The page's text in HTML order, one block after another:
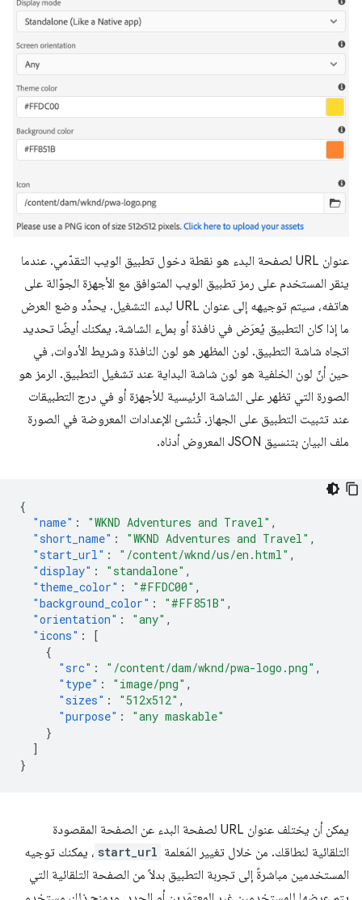
عنوان URL لصفحة البدء هو نقطة دخول تطبيق الويب التقدّمي. عندما
ينقر المستخدم على رمز تطبيق الويب المتوافق مع الأجهزة الجوّالة على
هاتفه، سيتم توجيهه إلى عنوان URL لبدء التشغيل. يحدِّد وضع العرض
ما إذا كان التطبيق يُعرَض في نافذة أو بملء الشاشة. يمكنك أيضًا تحديد
اتجاه شاشة التطبيق. لون المظهر هو لون النافذة وشريط الأدوات، في
حين أنّ لون الخلفية هو لون شاشة البداية عند تشغيل التطبيق. الرمز هو
الصورة التي تظهر على الشاشة الرئيسية للأجهزة أو في درج التطبيقات
عند تثبيت التطبيق على الجهاز. تُنشئ الإعدادات المعروضة في الصورة
ملف البيان بتنسيق JSON المعروض أدناه.
{
"name" : "WKND Adventures and Travel" ,
"short_name" : "WKND Adventures and Travel" ,
"start_url" : "/content/wknd/us/en.html" ,
"display" : "standalone" ,
"theme_color" : "#FFDC00" ,
"background_color" : "#FF851B" ,
"orientation" : "any" ,
"icons" :
[
{
"src" : "/content/dam/wknd/pwa-logo.png" ,
"type" : "image/png" ,
"sizes" : "512x512" ,
"purpose" :
"any maskable"
}
]
}
يمكن أن يختلف عنوان URL لصفحة البدء عن الصفحة المقصودة
التلقائية لنطاقك. من خلال تغيير المَعلمة start_url ، يمكنك توجيه
المستخدمين مباشرةً إلى تجربة التطبيق بدلاً من الصفحة التلقائية التي